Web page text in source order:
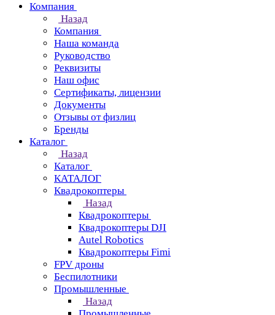
Компания
Назад
Компания
Наша команда
Руководство
Реквизиты
Наш офис
Сертификаты, лицензии
Документы
Отзывы от физлиц
Бренды
Каталог
Назад
Каталог
КАТАЛОГ
Квадрокоптеры
Назад
Квадрокоптеры
Квадрокоптеры DJI
Autel Robotics
Квадрокоптеры Fimi
FPV дроны
Беспилотники
Промышленные
Назад